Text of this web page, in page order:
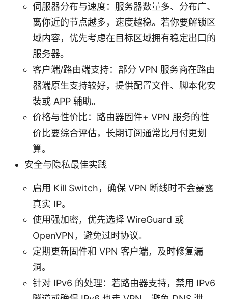
伺服器分布与速度：服务器数量多、分布广、
离你近的节点越多，速度越稳。若你要解锁区
域内容，优先考虑在目标区域拥有稳定出口的
服务器。
客户端/路由端支持：部分 VPN 服务商在路由
器端原生支持较好，提供配置文件、脚本化安
装或 APP 辅助。
价格与性价比：路由器固件+ VPN 服务的性
价比要综合评估，长期订阅通常比月付更划
算。
安全与隐私最佳实践
启用 Kill Switch，确保 VPN 断线时不会暴露
真实 IP。
使用强加密，优先选择 WireGuard 或
OpenVPN，避免过时协议。
定期更新固件和 VPN 客户端，及时修复漏
洞。
针对 IPv6 的处理：若路由器支持，禁用 IPv6